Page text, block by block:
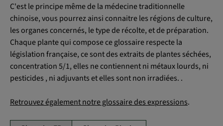
C'est le principe même de la médecine traditionnelle
chinoise, vous pourrez ainsi connaitre les régions de culture,
les organes concernés, le type de récolte, et de préparation.
Chaque plante qui compose ce glossaire respecte la
législation française, ce sont des extraits de plantes séchées,
concentration 5/1, elles ne contiennent ni métaux lourds, ni
pesticides , ni adjuvants et elles sont non irradiées. .
Retrouvez également notre glossaire des expressions.